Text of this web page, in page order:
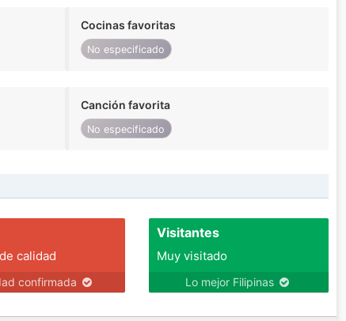
Cocinas favoritas
No especificado
Canción favorita
No especificado
calidad
confirmada
Visitantes
Muy visitado
Lo mejor Filipinas